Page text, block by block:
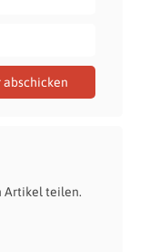
Artikel teilen.